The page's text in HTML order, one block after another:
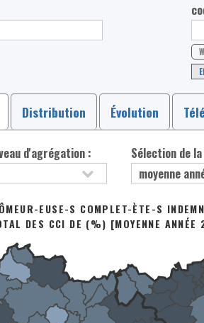
Distribution Évolution
d'agrégation : Sélection de
EUSE-S COMPLET-ÈTE-S
DES CCI DE (%) [MOYENNE